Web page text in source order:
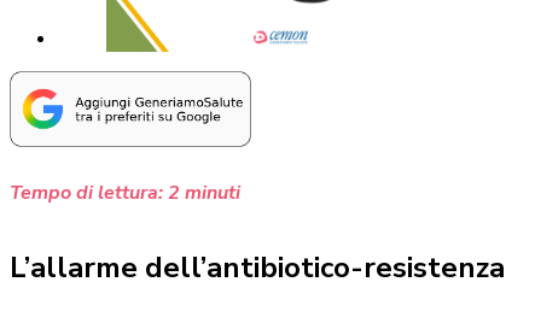
Tempo di lettura:2 minuti
L’allarme dell’antibiotico-resistenza